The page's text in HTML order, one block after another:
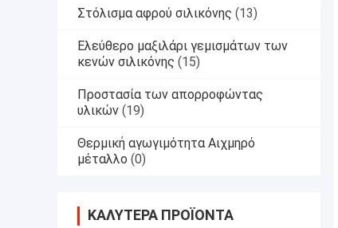
Στόλισμα αφρού σιλικόνης (13)
Ελεύθερο μαξιλάρι γεμισμάτων των
κενών σιλικόνης (15)
Προστασία των απορροφώντας
υλικών (19)
Θερμική αγωγιμότητα Αιχμηρό
μέταλλο (0)
ΚΑΛΎΤΕΡΑ ΠΡΟΪΌΝΤΑ